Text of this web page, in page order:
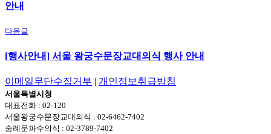
안내
다음글
[행사안내] 서울 왕궁수문장교대의식 행사 안내
이메일무단수집거부 | 개인정보취급방침
서울특별시청
대표전화 : 02-120
서울왕궁수문장교대의식 : 02-6462-7402
숭례문파수의식 : 02-3789-7402